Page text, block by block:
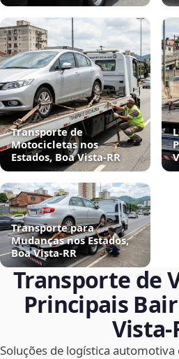
Transporte de
Motocicletas nos
Estados, Boa Vista‑RR
Transporte para
Mudanças nos Estados,
Boa Vista‑RR
Transporte de
Principais
Soluções de logística